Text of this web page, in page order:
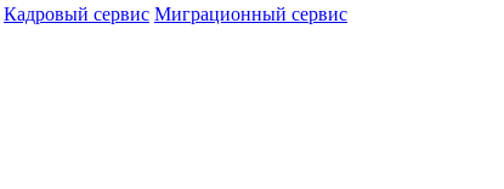
Кадровый сервис Миграционный сервис